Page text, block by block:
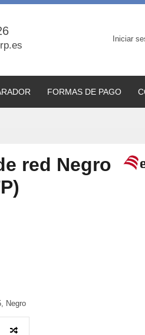
Iniciar
FORMAS DE PAGO
red Negro
Negro